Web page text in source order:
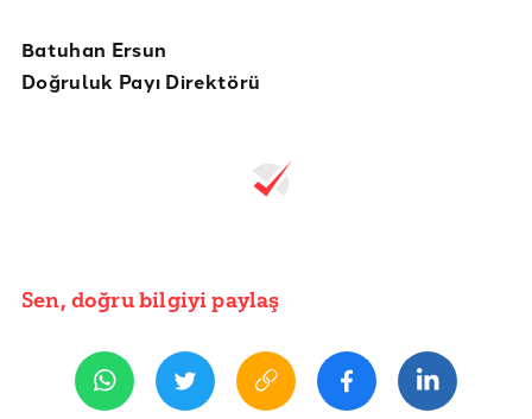
Batuhan Ersun
Doğruluk Payı Direktörü
Sen, doğru bilgiyi paylaş